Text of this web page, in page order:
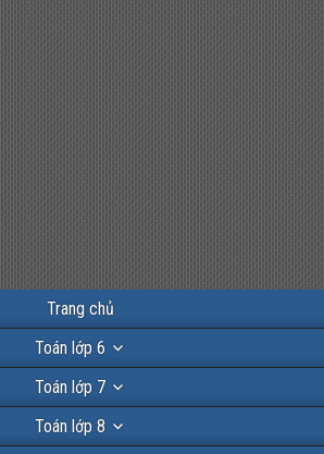
Trang chủ
Toán lớp 6
Toán lớp 7
Toán lớp 8